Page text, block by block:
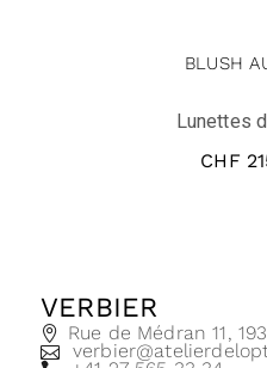
BLUSH
Lunettes
CHF
VERBIER
Rue de Médran 11,